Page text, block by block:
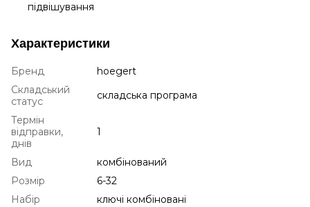
підвішування
Характеристики
Бренд
hoegert
Складський
статус
складська програма
Термін
відправки,
днів
1
Вид
комбінований
Розмір
6-32
Набір
ключі комбіновані